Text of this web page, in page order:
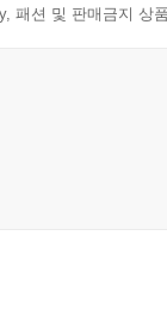
패션 및 판매금지 상